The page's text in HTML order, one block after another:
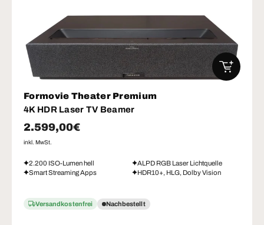
Formovie Theater Premium
4K HDR Laser TV Beamer
Normaler Preis
2.599,00€
inkl. MwSt.
2.200 ISO-Lumen hell
ALPD RGB Laser Lichtquelle
Smart Streaming Apps
HDR10+, HLG, Dolby Vision
Versandkostenfrei Nachbestellt
IN DEN